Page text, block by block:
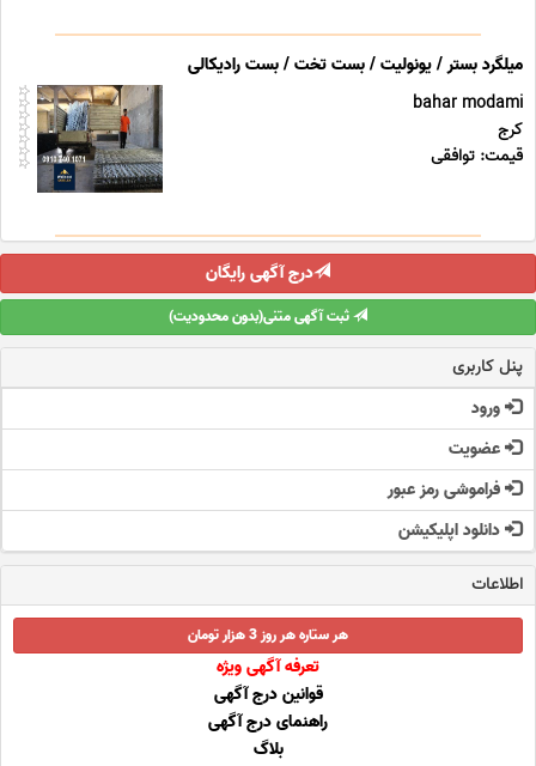
میلگرد بستر / یونولیت / بست تخت / بست رادیکالی
bahar modami
کرج
قیمت: توافقی
درج آگهی رایگان
ثبت آگهی متنی(بدون محدودیت)
پنل کاربری
ورود
عضویت
فراموشی رمز عبور
دانلود اپلیکیشن
اطلاعات
هر ستاره هر روز 3 هزار تومان
تعرفه آگهی ویژه
قوانین درج آگهی
راهنمای درج آگهی
بلاگ